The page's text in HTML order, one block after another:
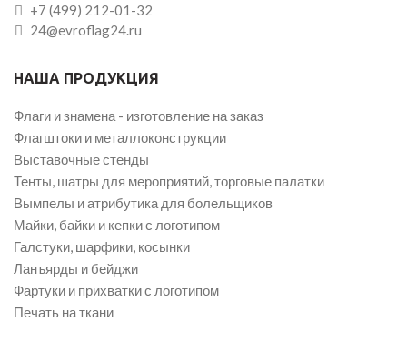
+7 (499) 212-01-32
24@evroflag24.ru
НАША ПРОДУКЦИЯ
Флаги и знамена - изготовление на заказ
Флагштоки и металлоконструкции
Выставочные стенды
Тенты, шатры для мероприятий, торговые палатки
Вымпелы и атрибутика для болельщиков
Майки, байки и кепки с логотипом
Галстуки, шарфики, косынки
Ланъярды и бейджи
Фартуки и прихватки с логотипом
Печать на ткани